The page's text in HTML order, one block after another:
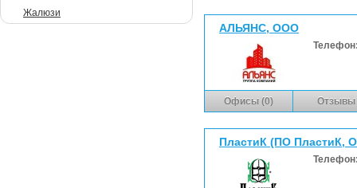
АЛЬЯНС, ООО
Офисы (0) Отзывы
ПластиК (ПО ПластиК,
Жалюзи